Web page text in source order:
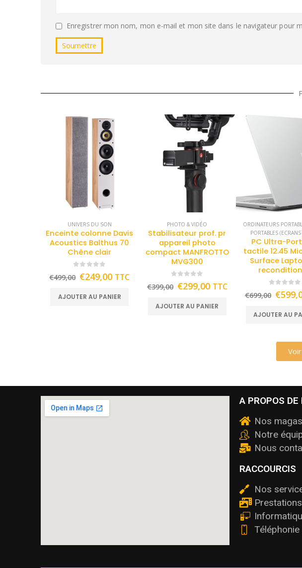
Enregistrer mon nom, mon e-mail et mon site dans le navigateur pour
UNIVERS DU SON
Enceinte colonne Davis
Acoustics Balthus 70
Chêne clair
€499,00 €249,00 TTC
AJOUTER AU PANIER
PHOTO & VIDÉO
Stabilisateur prof. pr
appareil photo
compact MANFROTTO
MVG300
€399,00 €299,00 TTC
AJOUTER AU PANIER
ORDINATEURS
PORTABLES
PC Ultra-
tactile 12.45
Surface
€699,00 €
AJOUTER AU
A PROPOS DE
Nos
Notre
Nous
RACCOURCIS
Nos
Téléphonie